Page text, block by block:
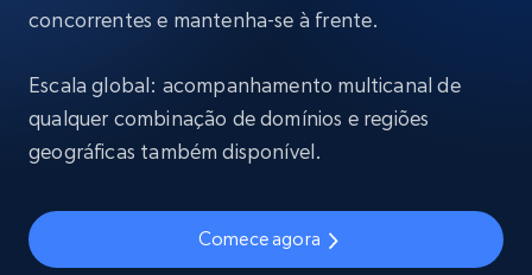
concorrentes e mantenha-se à frente.
Escala global: acompanhamento multicanal de
qualquer combinação de domínios e regiões
geográficas também disponível.
Comece agora